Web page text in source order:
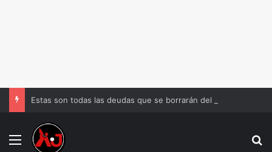
Menu